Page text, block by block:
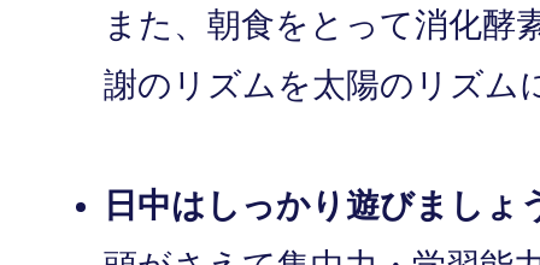
また、朝食をとって消化酵
謝のリズムを太陽のリズム
日中はしっかり遊びましょ